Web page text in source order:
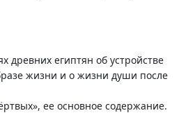
древних египтян об устройстве
жизни и о жизни души после
ее основное содержание.